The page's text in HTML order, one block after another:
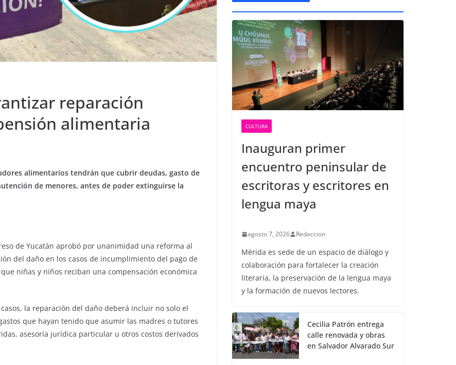
reparación
alimentaria
alimentarios tendrán que cubrir deudas, gasto de
de menores, antes de poder extinguirse la
de Yucatán aprobó por unanimidad una reforma al
del daño en los casos de incumplimiento del pago de
niñas y niños reciban una compensación económica
la reparación del daño deberá incluir no solo el
que hayan tenido que asumir las madres o tutores
asesoría jurídica particular u otros costos derivados
CULTURA
Inauguran primer
encuentro peninsular de
escritoras y escritores en
lengua maya
agosto 7, 2026 Redaccion
Mérida es sede de un espacio de diálogo y
colaboración para fortalecer la creación
literaria, la preservación de la lengua maya
y la formación de nuevos lectores.
Cecilia Patrón entrega
calle renovada y obras
en Salvador Alvarado Sur